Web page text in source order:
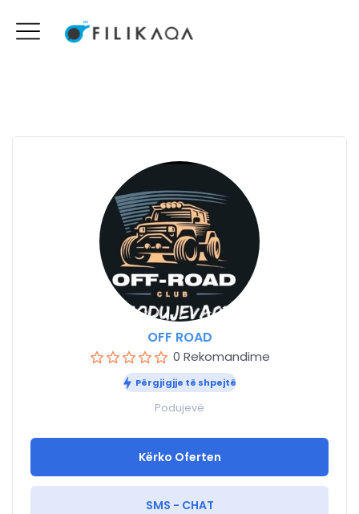
OFF ROAD
0 Rekomandime
Përgjigjje të shpejtë
Podujevë
Kërko Oferten
SMS - CHAT